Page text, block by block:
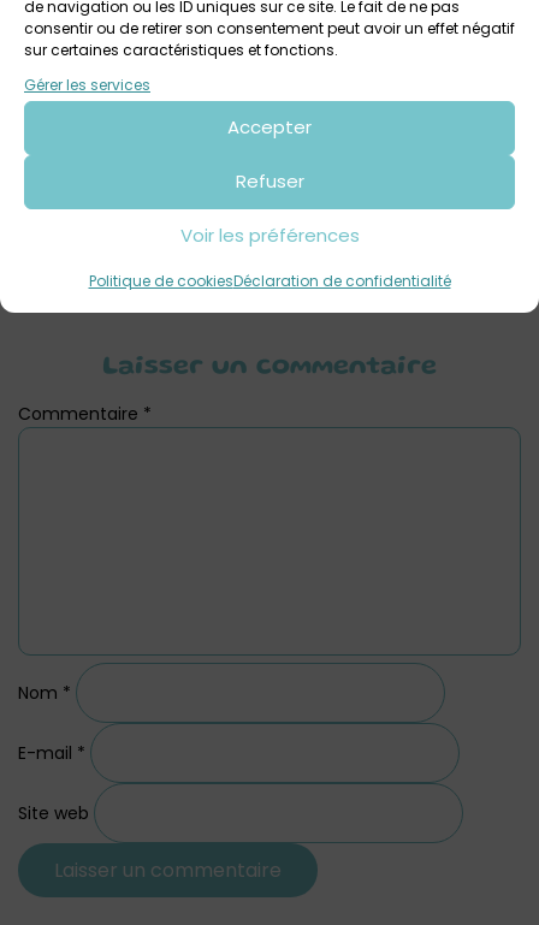
de navigation ou les ID uniques sur ce site. Le fait de ne pas
consentir ou de retirer son consentement peut avoir un effet négatif
sur certaines caractéristiques et fonctions.
Gérer les services
Accepter
Refuser
Voir les préférences
Politique de cookiesDéclaration de confidentialité
autorisé aux visiteurs pendant la période de nidification
A Plouguerneau, l’île Vierge
s’anime
Laisser un commentaire
Commentaire *
Nom *
E-mail *
Site web